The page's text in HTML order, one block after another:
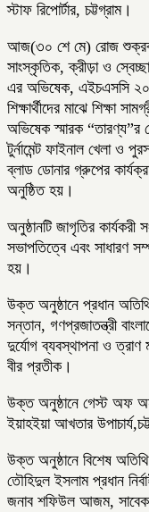
স্টাফ রিপোর্টার, চট্টগ্রাম।
আজ(৩০ শে মে) রোজ শুক্রবার
সাংস্কৃতিক, ক্রীড়া ও
এর অভিষেক, এইচএসসি
শিক্ষার্থীদের মাঝে শিক্ষা
অভিষেক স্মারক
টুর্নামেন্ট ফাইনাল খেলা ও
ব্লাড ডোনার গ্রুপের
অনুষ্ঠিত হয়।
অনুষ্ঠানটি জাগৃতির
সভাপতিত্বে এবং সাধারণ
হয়।
উক্ত অনুষ্ঠানে প্রধান
সন্তান, গণপ্রজাতন্ত্রী
দুর্যোগ ব্যবস্থাপনা ও
বীর প্রতীক।
উক্ত অনুষ্ঠানে গেস্ট অফ
ইয়াহইয়া আখতার
উক্ত অনুষ্ঠানে বিশেষ
তৌহিদুল ইসলাম প্রধান
জনাব শফিউল আজম,